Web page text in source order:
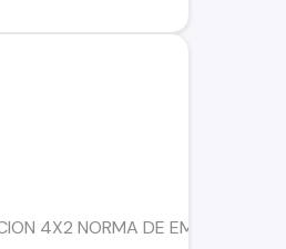
4X2 NORMA DE EMISINES